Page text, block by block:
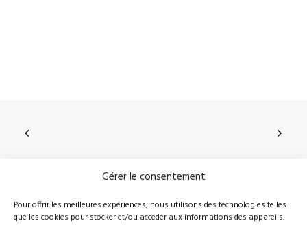
Gérer le consentement
Pour offrir les meilleures expériences, nous utilisons des technologies telles
que les cookies pour stocker et/ou accéder aux informations des appareils.
210, rue Principale, Vallée-Jonction (Qc), G0S 3J0
418 389-8899info@novalie.ca